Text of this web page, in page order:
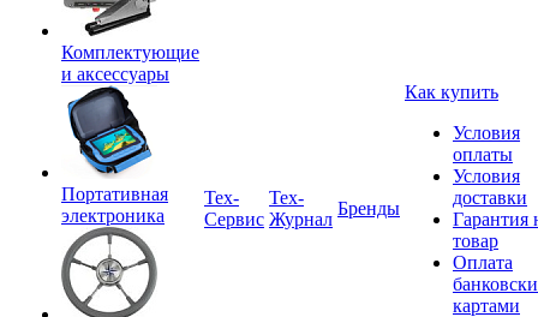
Комплектующие
и аксессуары
Портативная
электроника
Tex-
Сервис
Тех-
Журнал
Бренды
Как купить
Условия
оплаты
Условия
доставки
Гарантия
товар
Оплата
картами